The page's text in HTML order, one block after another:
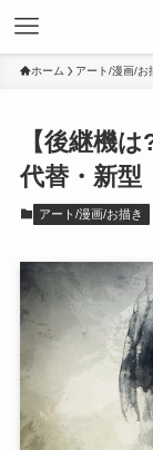
ホーム アート/漫画/お
【後継機
代替・新型
アート/漫画/お描き